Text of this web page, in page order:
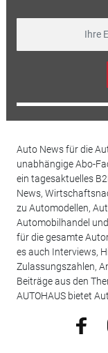
Auto News für die
unabhängige Abo-
ein tagesaktuelles
News,
zu Automodellen,
Automobilhandel
für die gesamte
es auch Interviews,
Zulassungszahlen,
Beiträge aus den
AUTOHAUS bietet